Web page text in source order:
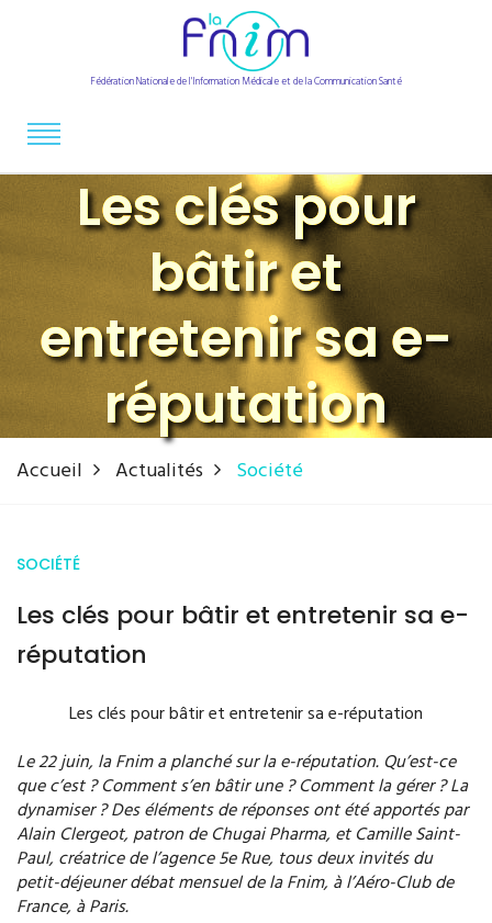
Fédération Nationale de l'Information Médicale et de la Communication Santé
Les clés pour
bâtir et
entretenir sa e-
réputation
Accueil Actualités Société
SOCIÉTÉ
Les clés pour bâtir et entretenir sa e-
réputation
Les clés pour bâtir et entretenir sa e-réputation
Le 22 juin, la Fnim a planché sur la e-réputation. Qu’est-ce
que c’est ? Comment s’en bâtir une ? Comment la gérer ? La
dynamiser ? Des éléments de réponses ont été apportés par
Alain Clergeot, patron de Chugai Pharma, et Camille Saint-
Paul, créatrice de l’agence 5e Rue, tous deux invités du
petit-déjeuner débat mensuel de la Fnim, à l’Aéro-Club de
France, à Paris.